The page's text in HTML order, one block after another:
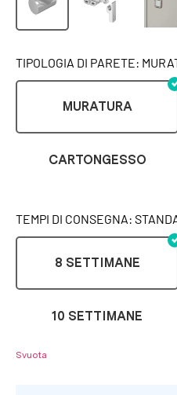
TIPOLOGIA DI PARETE:
MURATURA
CARTONGESSO
TEMPI DI CONSEGNA:
8 SETTIMANE
10 SETTIMANE
Svuota